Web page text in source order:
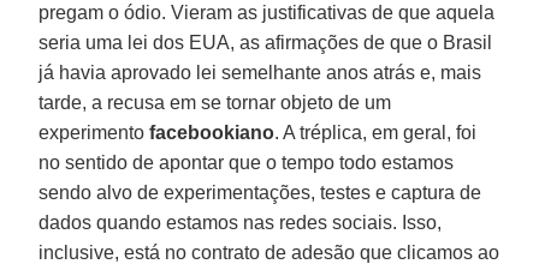
pregam o ódio. Vieram as justificativas de que aquela
seria uma lei dos EUA, as afirmações de que o Brasil
já havia aprovado lei semelhante anos atrás e, mais
tarde, a recusa em se tornar objeto de um
experimentofacebookiano. A tréplica, em geral, foi
no sentido de apontar que o tempo todo estamos
sendo alvo de experimentações, testes e captura de
dados quando estamos nas redes sociais. Isso,
inclusive, está no contrato de adesão que clicamos ao